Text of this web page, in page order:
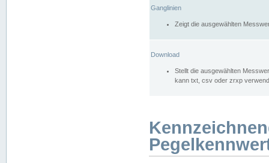
Ganglinien
Zeigt die ausgewählten
Download
Stellt die ausgewählten
kann txt, csv oder zrxp